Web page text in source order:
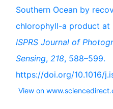
Southern Ocean by
chlorophyll-a product at
ISPRS Journal of
Sensing, 218, 588–599.
https://doi.org/10.1016/
View on